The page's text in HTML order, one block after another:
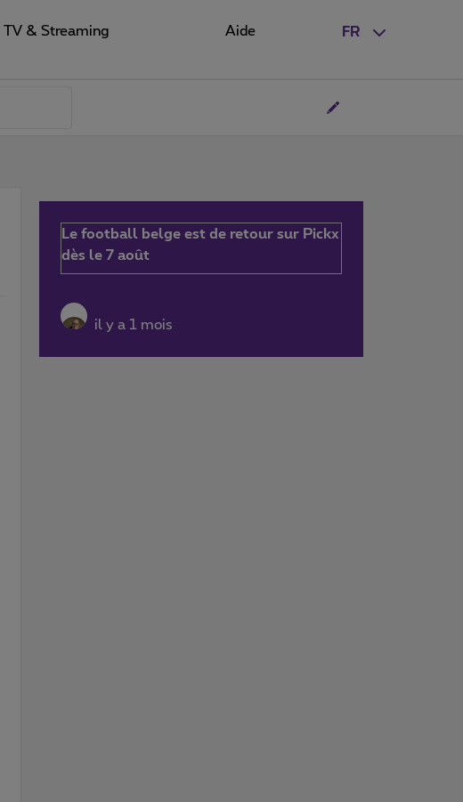
FR
TV & Streaming Aide
Le football belge est de retour sur Pickx
dès le 7 août
il y a 1 mois